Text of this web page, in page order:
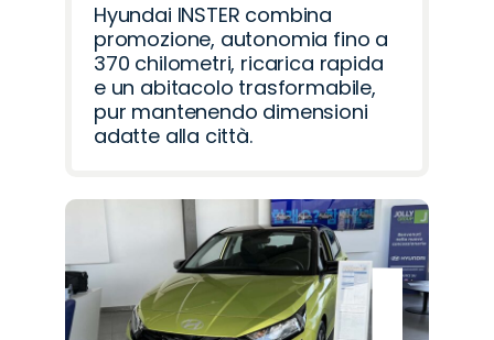
Hyundai INSTER combina
promozione, autonomia fino a
370 chilometri, ricarica rapida
e un abitacolo trasformabile,
pur mantenendo dimensioni
adatte alla città.